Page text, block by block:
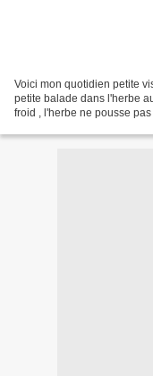
Voici mon quotidien petite
petite balade dans l'herbe
froid , l'herbe ne pousse